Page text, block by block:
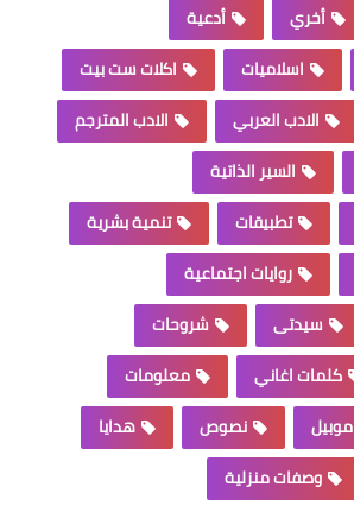
أخري
أدعية
اسلاميات
اكلات ست بيت
الادب العربي
الادب المترجم
السير الذاتية
تطبيقات
تنمية بشرية
روايات اجتماعية
سيدتى
شروحات
كلمات اغاني
معلومات
موبيل نصوص
هدايا
وصفات منزلية